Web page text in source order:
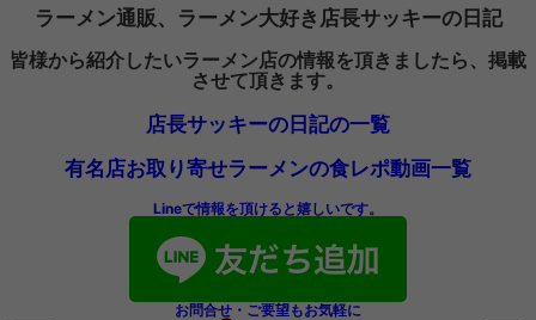
ラーメン通販、ラーメン大好き店長サッキーの日記
皆様から紹介したいラーメン店の情報を頂きましたら、掲載
させて頂きます。
店長サッキーの日記の一覧
有名店お取り寄せラーメンの食レポ動画一覧
Lineで情報を頂けると嬉しいです。
お問合せ・ご要望もお気軽に